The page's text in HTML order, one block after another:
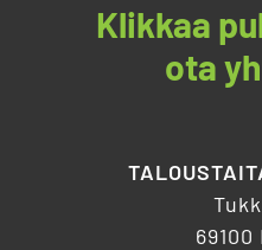
Klikkaa
ota
69100